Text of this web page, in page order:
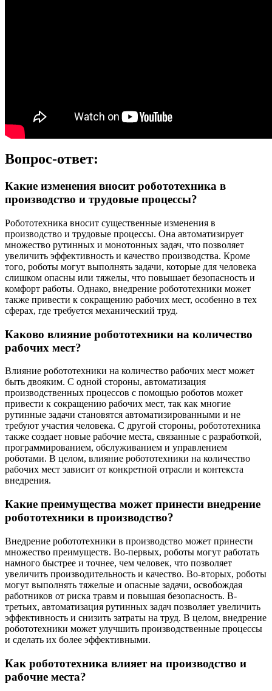
Вопрос-ответ:
Какие изменения вносит робототехника в
производство и трудовые процессы?
Робототехника вносит существенные изменения в
производство и трудовые процессы. Она автоматизирует
множество рутинных и монотонных задач, что позволяет
увеличить эффективность и качество производства. Кроме
того, роботы могут выполнять задачи, которые для человека
слишком опасны или тяжелы, что повышает безопасность и
комфорт работы. Однако, внедрение робототехники может
также привести к сокращению рабочих мест, особенно в тех
сферах, где требуется механический труд.
Каково влияние робототехники на количество
рабочих мест?
Влияние робототехники на количество рабочих мест может
быть двояким. С одной стороны, автоматизация
производственных процессов с помощью роботов может
привести к сокращению рабочих мест, так как многие
рутинные задачи становятся автоматизированными и не
требуют участия человека. С другой стороны, робототехника
также создает новые рабочие места, связанные с разработкой,
программированием, обслуживанием и управлением
роботами. В целом, влияние робототехники на количество
рабочих мест зависит от конкретной отрасли и контекста
внедрения.
Какие преимущества может принести внедрение
робототехники в производство?
Внедрение робототехники в производство может принести
множество преимуществ. Во-первых, роботы могут работать
намного быстрее и точнее, чем человек, что позволяет
увеличить производительность и качество. Во-вторых, роботы
могут выполнять тяжелые и опасные задачи, освобождая
работников от риска травм и повышая безопасность. В-
третьих, автоматизация рутинных задач позволяет увеличить
эффективность и снизить затраты на труд. В целом, внедрение
робототехники может улучшить производственные процессы
и сделать их более эффективными.
Как робототехника влияет на производство и
рабочие места?